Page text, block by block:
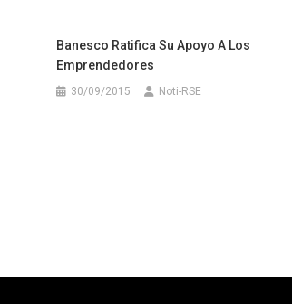
Banesco Ratifica Su Apoyo A Los
Emprendedores
30/09/2015 Noti-RSE